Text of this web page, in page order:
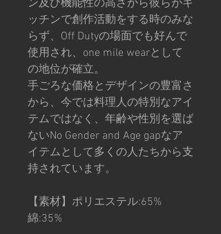
ン及び機能性の高さから彼らがキ
ッチンで創作活動をする時のみな
らず、Off Dutyの場面でも好んで
使用され、one mile wearとして
の地位が確立。
手ごろな価格とデザインの豊富さ
から、今では料理人の特別なアイ
テムではなく、年齢や性別を選ば
ないNo Gender and Age gapなア
イテムとして多くの人たちから支
持されています。
【素材】ポリエステル:65%
綿:35%